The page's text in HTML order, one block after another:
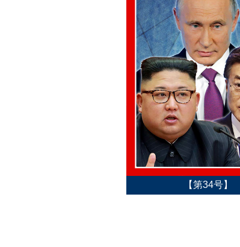
【第34号】